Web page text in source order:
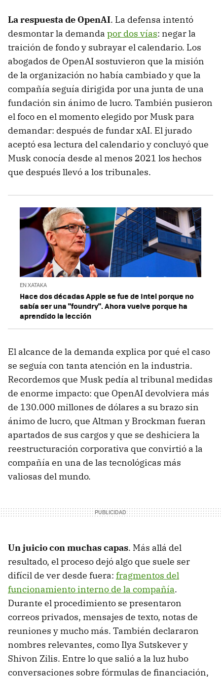
La respuesta de OpenAI. La defensa intentó
desmontar la demanda por dos vías: negar la
traición de fondo y subrayar el calendario. Los
abogados de OpenAI sostuvieron que la misión
de la organización no había cambiado y que la
compañía seguía dirigida por una junta de una
fundación sin ánimo de lucro. También pusieron
el foco en el momento elegido por Musk para
demandar: después de fundar xAI. El jurado
aceptó esa lectura del calendario y concluyó que
Musk conocía desde al menos 2021 los hechos
que después llevó a los tribunales.
EN XATAKA
Hace dos décadas Apple se fue de Intel porque no
sabía ser una "foundry". Ahora vuelve porque ha
aprendido la lección
El alcance de la demanda explica por qué el caso
se seguía con tanta atención en la industria.
Recordemos que Musk pedía al tribunal medidas
de enorme impacto: que OpenAI devolviera más
de 130.000 millones de dólares a su brazo sin
ánimo de lucro, que Altman y Brockman fueran
apartados de sus cargos y que se deshiciera la
reestructuración corporativa que convirtió a la
compañía en una de las tecnológicas más
valiosas del mundo.
Un juicio con muchas capas. Más allá del
resultado, el proceso dejó algo que suele ser
difícil de ver desde fuera: fragmentos del
funcionamiento interno de la compañía.
Durante el procedimiento se presentaron
correos privados, mensajes de texto, notas de
reuniones y mucho más. También declararon
nombres relevantes, como Ilya Sutskever y
Shivon Zilis. Entre lo que salió a la luz hubo
conversaciones sobre fórmulas de financiación,